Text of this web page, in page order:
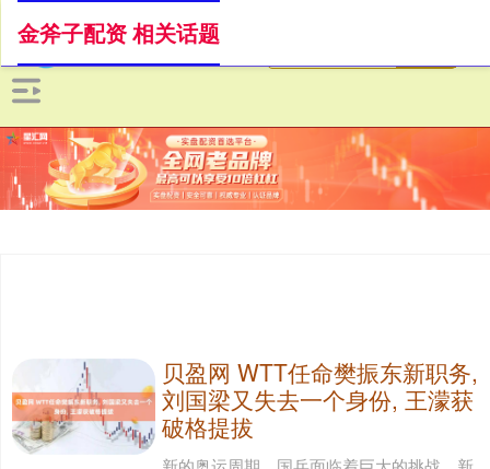
金斧子配资 相关话题
贝盈网 WTT任命樊振东新职务,
刘国梁又失去一个身份, 王濛获
破格提拔